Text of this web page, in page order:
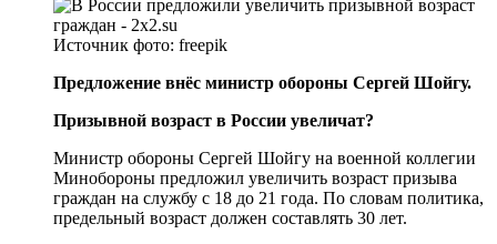
Источник фото: freepik
Предложение внёс министр обороны Сергей Шойгу.
Призывной возраст в России увеличат?
Министр обороны Сергей Шойгу на военной коллегии
Минобороны предложил увеличить возраст призыва
граждан на службу с 18 до 21 года. По словам политика,
предельный возраст должен составлять 30 лет.